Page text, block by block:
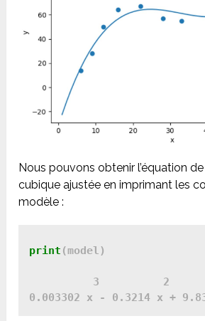
Nous pouvons obtenir l’équation
cubique ajustée en imprimant les
modèle :
print (model)
          3          2